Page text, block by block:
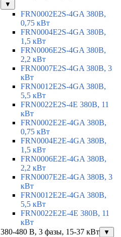
▼
FRN0002E2S-4GA 380В,
0,75 кВт
FRN0004E2S-4GA 380В,
1,5 кВт
FRN0006E2S-4GA 380В,
2,2 кВт
FRN0007E2S-4GA 380В, 3
кВт
FRN0012E2S-4GA 380В,
5,5 кВт
FRN0022E2S-4E 380В, 11
кВт
FRN0002E2E-4GA 380В,
0,75 кВт
FRN0004E2E-4GA 380В,
1,5 кВт
FRN0006E2E-4GA 380В,
2,2 кВт
FRN0007E2E-4GA 380В, 3
кВт
FRN0012E2E-4GA 380В,
5,5 кВт
FRN0022E2E-4E 380В, 11
кВт
380-480 В, 3 фазы, 15-37 кВт
▼